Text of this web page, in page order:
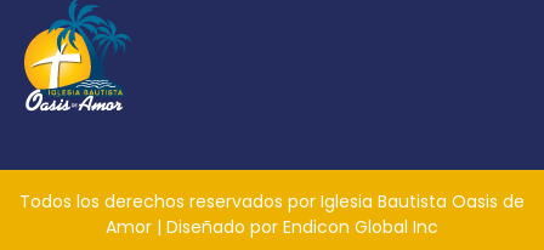
Todos los derechos reservados por Iglesia Bautista Oasis de
Amor | Diseñado por Endicon Global Inc